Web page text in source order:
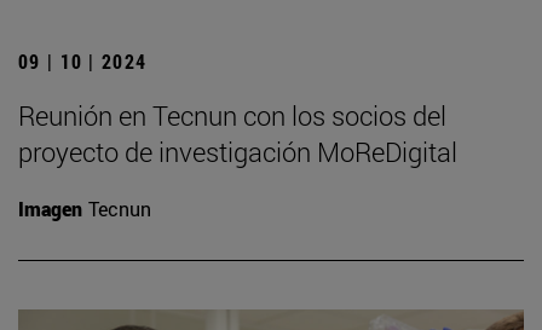
09 | 10 | 2024
Reunión en Tecnun con los socios del
proyecto de investigación MoReDigital
Imagen Tecnun